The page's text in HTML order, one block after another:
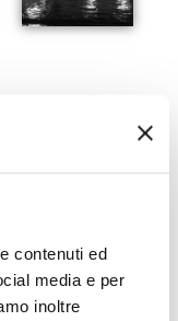
contenuti ed
media e per
inoltre
DI